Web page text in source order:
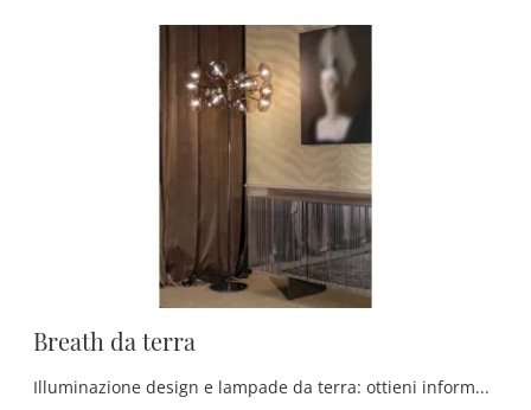
Breath da terra
Illuminazione design e lampade da terra: ottieni informazioni sulla lampada Breath da terra in vetro che ti presentiamo.